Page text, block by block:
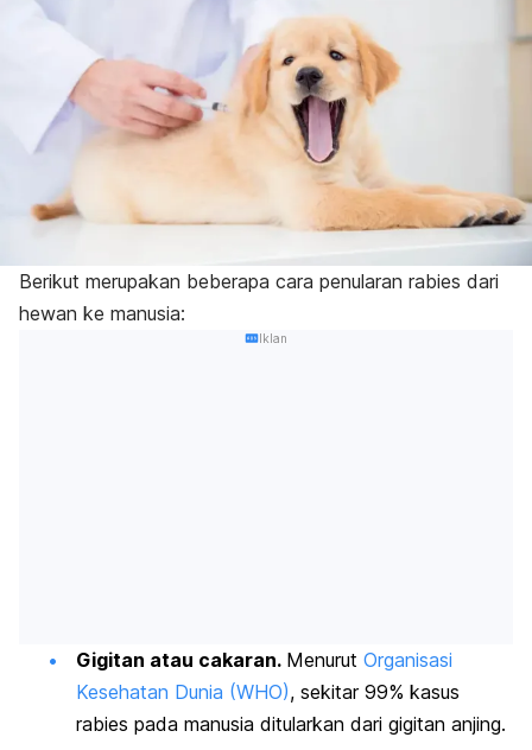
Berikut merupakan beberapa cara penularan rabies dari
hewan ke manusia:
Iklan
Gigitan atau cakaran. Menurut Organisasi
Kesehatan Dunia (WHO), sekitar 99% kasus
rabies pada manusia ditularkan dari gigitan anjing.